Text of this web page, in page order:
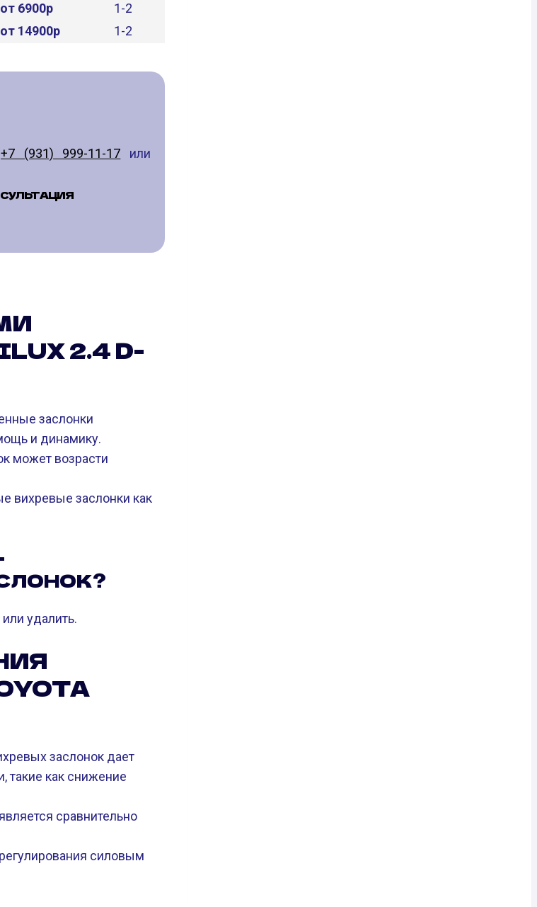
от 6900р
1-2
от 14900р 1-2
+7 (931) 999-11-17 или
2.4 D-
заслонки
и динамику.
может возрасти
вихревые заслонки как
удалить.
заслонок дает
такие как снижение
сравнительно
силовым